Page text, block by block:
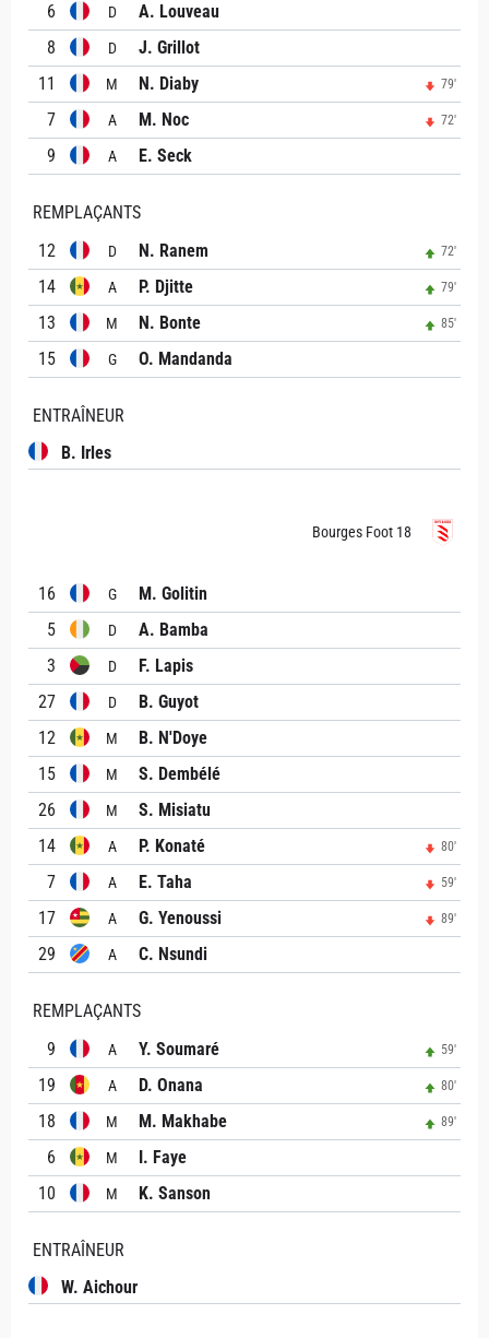
6
D
A. Louveau
8
D
J. Grillot
11
M N. Diaby 79'
7 A M. Noc 72'
9 A E. Seck
REMPLAÇANTS
12
D N. Ranem 72'
14 A P. Djitte 79'
13 M N. Bonte 85'
15 G O. Mandanda
ENTRAÎNEUR
B. Irles
Bourges Foot 18
16 G
M. Golitin
5
D
A. Bamba
3
D
F. Lapis
27
D
B. Guyot
12
M
B. N'Doye
15
M
S. Dembélé
26
M
S. Misiatu
14
A P. Konaté 80'
7 A E. Taha 59'
17 A G. Yenoussi 89'
29 A C. Nsundi
REMPLAÇANTS
9
A Y. Soumaré 59'
19 A D. Onana 80'
18 M M. Makhabe 89'
6 M
I. Faye
10
M K. Sanson
ENTRAÎNEUR
W. Aichour